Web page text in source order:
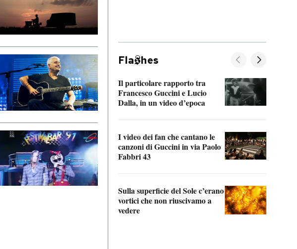
Fla hes
Il particolare rapporto tra
Francesco Guccini e Lucio
Dalla, in un video d’epoca
I video dei fan che cantano le
canzoni di Guccini in via Paolo
Fabbri 43
Sulla superficie del Sole c’erano
vortici che non riuscivamo a
vedere